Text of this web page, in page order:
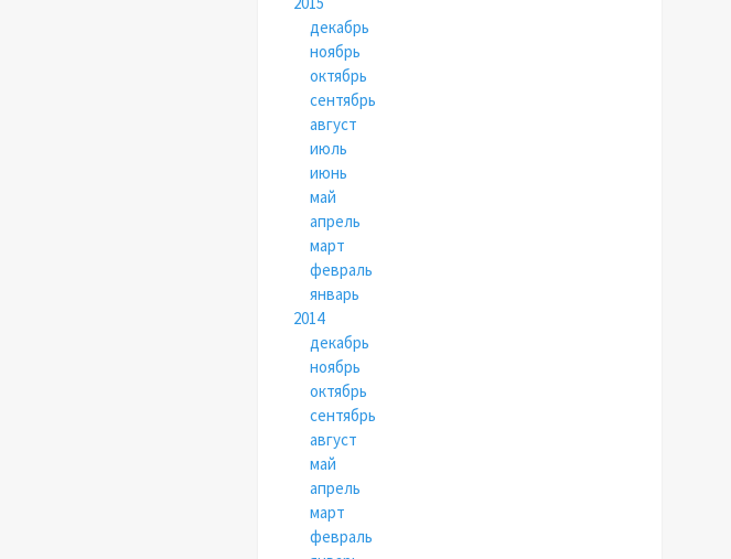
декабрь
ноябрь
октябрь
сентябрь
август
июль
июнь
май
апрель
март
февраль
январь
2014
декабрь
ноябрь
октябрь
сентябрь
август
май
апрель
март
февраль